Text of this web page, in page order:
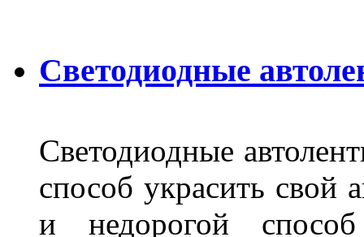
Светодиодные
Светодиодные
способ украсить свой
и недорогой